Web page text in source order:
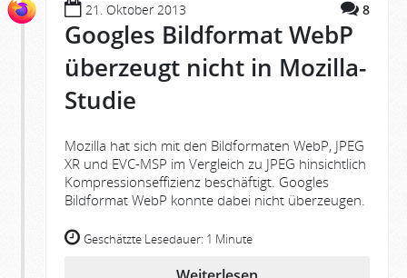
21. Oktober 2013 8
Googles Bildformat WebP
überzeugt nicht in Mozilla-
Studie
Mozilla hat sich mit den Bildformaten WebP, JPEG
XR und EVC-MSP im Vergleich zu JPEG hinsichtlich
Kompressionseffizienz beschäftigt. Googles
Bildformat WebP konnte dabei nicht überzeugen.
Geschätzte Lesedauer: 1 Minute